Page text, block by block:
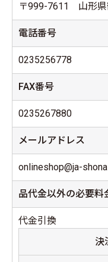
〒999-7611 山形県
電話番号
0235256778
FAX番号
0235267880
メールアドレス
onlineshop@ja-
品代金以外の必要料
代金引換
決